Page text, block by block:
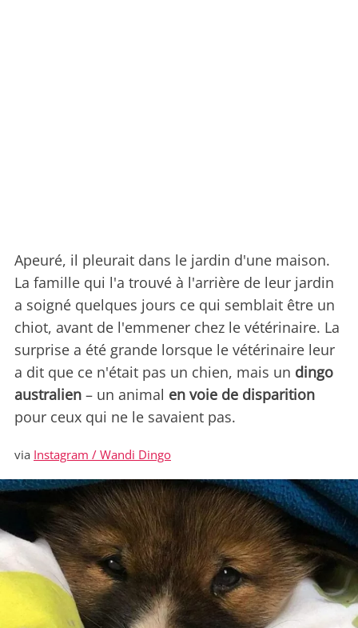
Apeuré, il pleurait dans le jardin d'une maison.
La famille qui l'a trouvé à l'arrière de leur jardin
a soigné quelques jours ce qui semblait être un
chiot, avant de l'emmener chez le vétérinaire. La
surprise a été grande lorsque le vétérinaire leur
a dit que ce n'était pas un chien, mais un dingo
australien – un animal en voie de disparition
pour ceux qui ne le savaient pas.
via Instagram / Wandi Dingo